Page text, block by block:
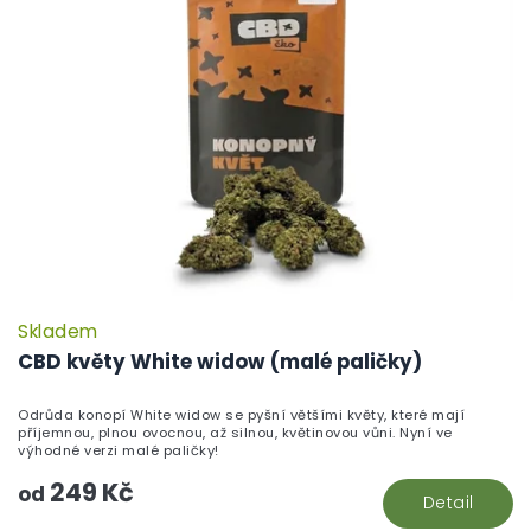
CBD květy White widow (malé paličky)
Skladem
od 249 Kč Detail
Odrůda konopí White widow se pyšní většími květy, které mají
příjemnou, plnou ovocnou, až silnou, květinovou vůni. Nyní ve
výhodné verzi malé paličky!